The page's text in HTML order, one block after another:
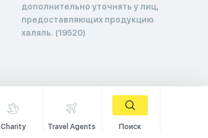
дополнительно уточнять у лиц,
предоставляющих продукцию
халяль. (19520)
Charity Travel Agents Поиск